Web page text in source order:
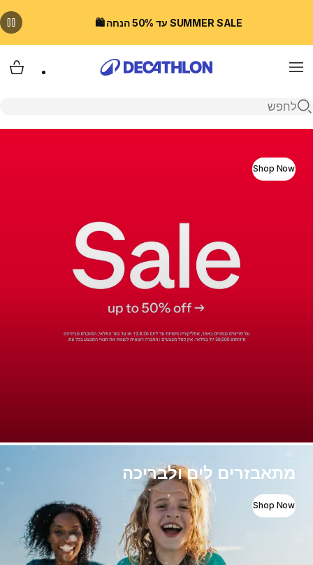
SUMMER SALE עד 50% הנחה 🛍️
Menu
פתיחת חיפוש
Shop Now
מתאבזרים לים ולבריכה
Shop Now